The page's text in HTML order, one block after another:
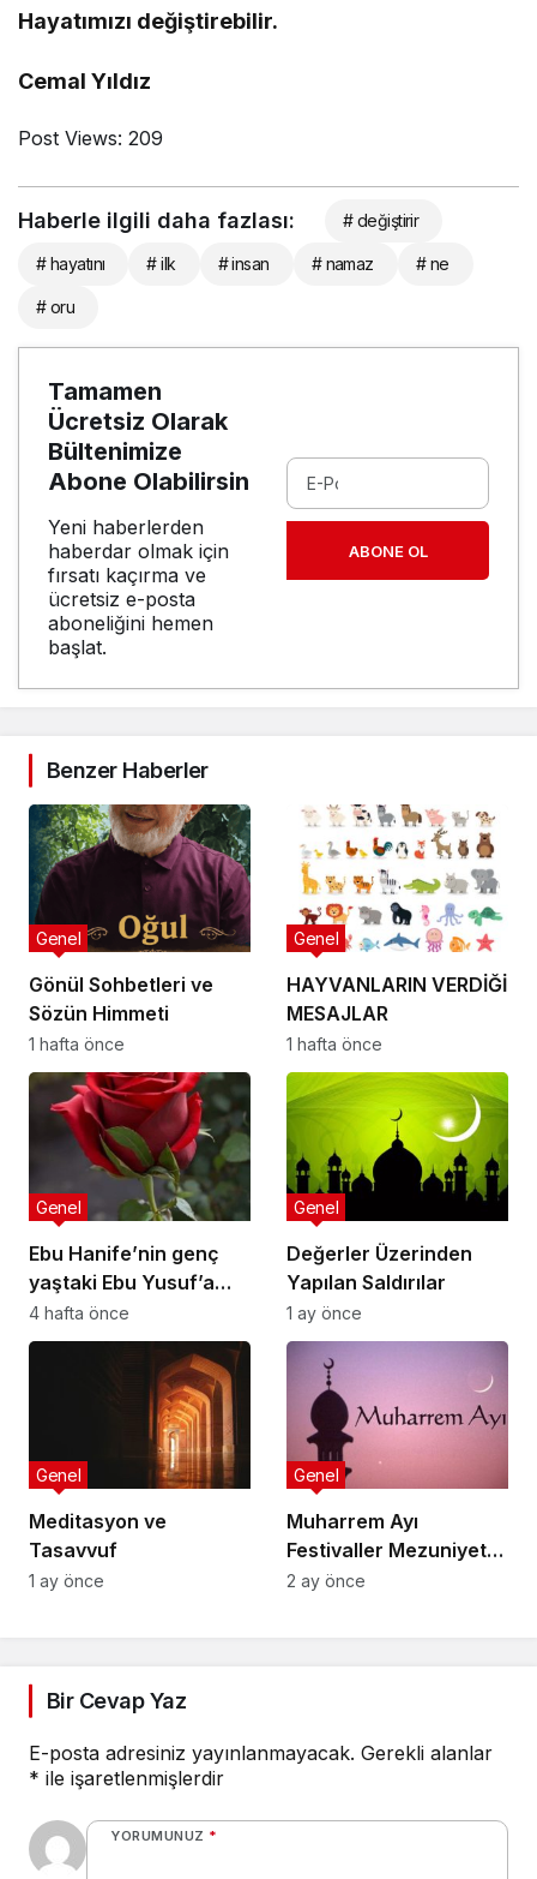
Hayatımızı değiştirebilir.
Cemal Yıldız
Post Views: 209
Haberle ilgili daha fazlası: # değiştirir
# hayatını # ilk # insan # namaz # ne
# oru
Tamamen
Ücretsiz Olarak
Bültenimize
Abone Olabilirsin
Yeni haberlerden
haberdar olmak için
fırsatı kaçırma ve
ücretsiz e-posta
aboneliğini hemen
başlat.
ABONE OL
Benzer Haberler
Gönül Sohbetleri ve
Sözün Himmeti
Genel
1 hafta önce
HAYVANLARIN VERDİĞİ
MESAJLAR
Genel
1 hafta önce
Ebu Hanife’nin genç
yaştaki Ebu Yusuf’a
nasihatlerinden
bazıları:
Genel
4 hafta önce
Değerler Üzerinden
Yapılan Saldırılar
Genel
1 ay önce
Meditasyon ve
Tasavvuf
Genel
1 ay önce
Muharrem Ayı
Festivaller Mezuniyet
Törenleri
Genel
2 ay önce
Bir Cevap Yaz
E-posta adresiniz yayınlanmayacak. Gerekli alanlar
* ile işaretlenmişlerdir
YORUMUNUZ *